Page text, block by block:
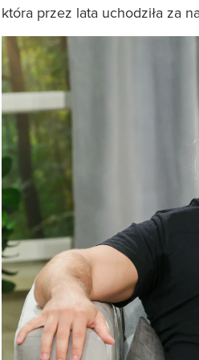
która przez lata uchodziła za